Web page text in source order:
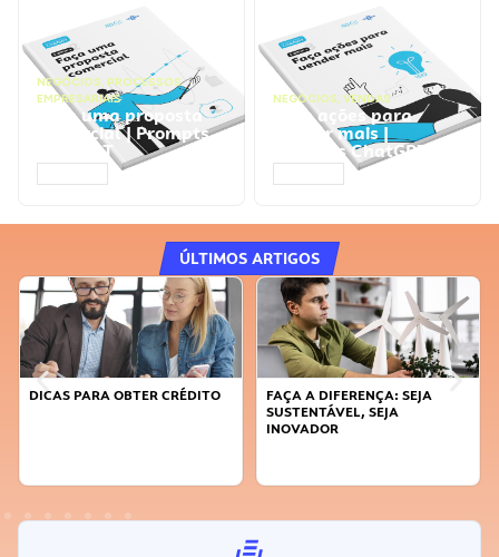
NEGÓCIOS, PROCESSOS
EMPRESARIAIS
Faça uma proposta
comercial | Prompts
ChatGPT
NEGÓCIOS, VENDAS
Faça ações para
vender mais |
Prompts ChatGPT
ÚLTIMOS ARTIGOS
DICAS PARA OBTER CRÉDITO
FAÇA A DIFERENÇA: SEJA
SUSTENTÁVEL, SEJA
INOVADOR